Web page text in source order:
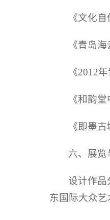
《文化
《青岛
《2012
《和韵
《即墨
六、展览
设计作品
东国际大众